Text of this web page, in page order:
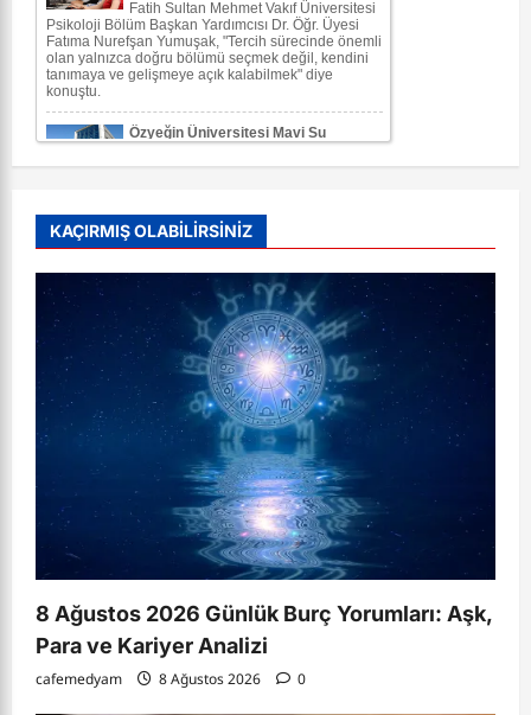
KAÇIRMIŞ OLABİLİRSİNİZ
8 Ağustos 2026 Günlük Burç Yorumları: Aşk,
Para ve Kariyer Analizi
cafemedyam 8 Ağustos 2026 0